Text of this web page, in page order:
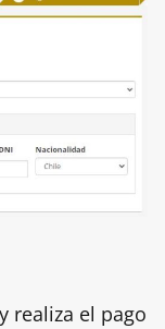
realiza el pago